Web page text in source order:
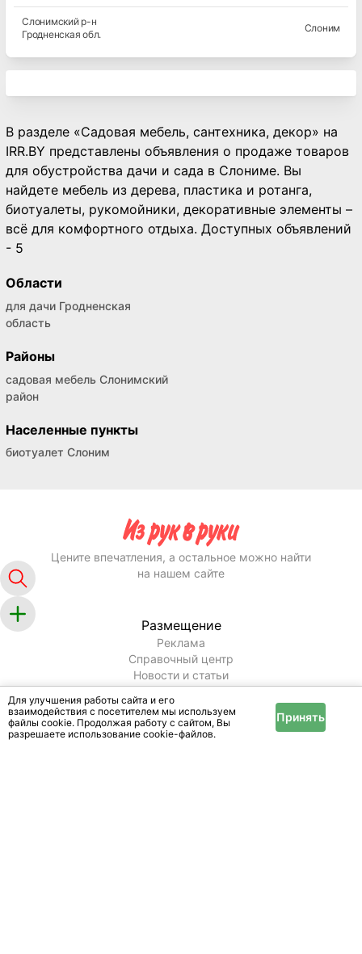
Слонимскийр-н
Гродненская обл.
Слоним
В разделе «Садовая мебель, сантехника, декор» на
IRR.BY представлены объявления о продаже товаров
для обустройства дачи и сада в Слониме. Вы
найдете мебель из дерева, пластика и ротанга,
биотуалеты, рукомойники, декоративные элементы –
всё для комфортного отдыха. Доступных объявлений
- 5
Области
для дачи Гродненская
область
Районы
садовая мебель Слонимский
район
Населенные пункты
биотуалет Слоним
Для улучшения работы сайта и его
взаимодействия с посетителем мы используем
файлы cookie. Продолжая работу с сайтом, Вы
разрешаете использование cookie-файлов.
Принять
Цените впечатления, а остальное можно найти
на нашем сайте
Размещение
Реклама
Справочный центр
Новости и статьи
Информация
Условия и правила
Публичный договор